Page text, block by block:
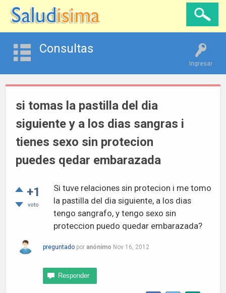
Ingresar
Consultas
si tomas la pastilla del dia
siguiente y a los dias sangras i
tienes sexo sin protecion
puedes qedar embarazada
+1
voto
Si tuve relaciones sin protecion i me tomo
la pastilla del dia siguiente, a los dias
tengo sangrafo, y tengo sexo sin
proteccion puedo quedar embarazada?
preguntado por anónimo Nov 16, 2012